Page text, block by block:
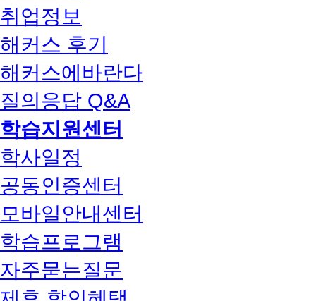
취업정보
해커스 후기
해커스에바란다
질의응답 Q&A
학습지원센터
학사일정
공동인증센터
모바일안내센터
학습프로그램
자주묻는질문